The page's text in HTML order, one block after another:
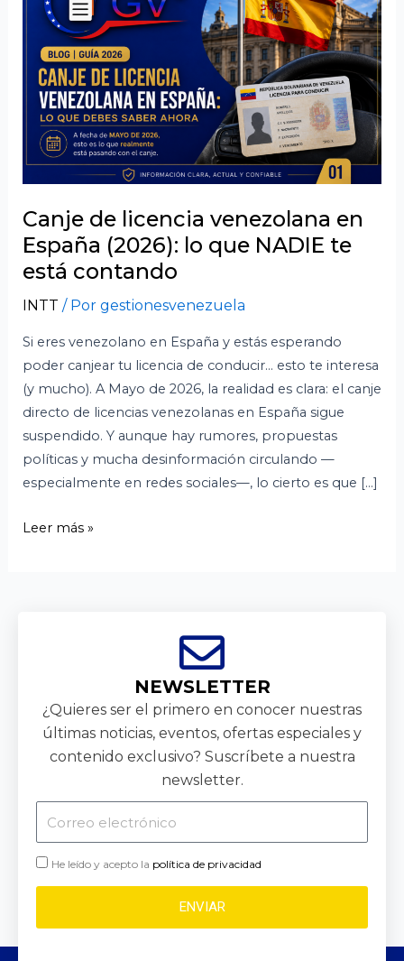
Canje de licencia venezolana en
España (2026): lo que NADIE te
está contando
INTT / Por gestionesvenezuela
Si eres venezolano en España y estás esperando
poder canjear tu licencia de conducir… esto te interesa
(y mucho). A Mayo de 2026, la realidad es clara: el canje
directo de licencias venezolanas en España sigue
suspendido. Y aunque hay rumores, propuestas
políticas y mucha desinformación circulando —
especialmente en redes sociales—, lo cierto es que […]
venezolana
España
(2026):
que
NADIE
te
está
contando
Leer más »
NEWSLETTER
¿Quieres ser el primero en conocer nuestras
últimas noticias, eventos, ofertas especiales y
contenido exclusivo? Suscríbete a nuestra
newsletter.
He leído y acepto la política de privacidad
ENVIAR